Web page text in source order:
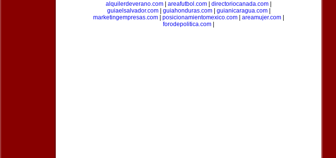
alquilerdeverano.com
areafutbol.com directoriocanada.com
guiaelsalvador.com| guiahonduras.com| guianicaragua.com|
marketingempresas.com
posicionamientomexico.com areamujer.com
forodepolitica.com